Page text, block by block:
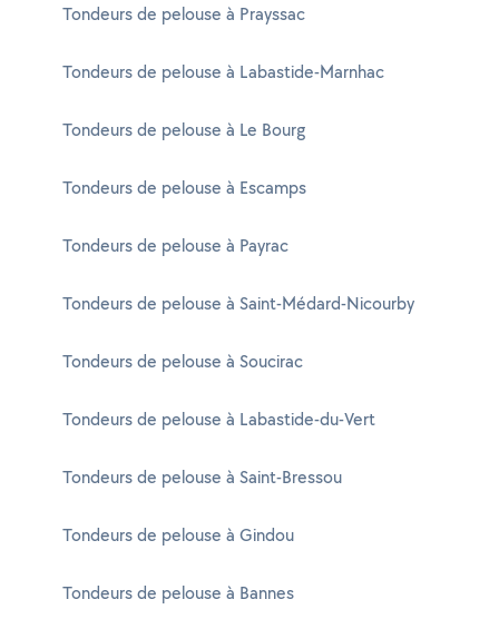
Tondeurs de pelouse à Prayssac
Tondeurs de pelouse à Labastide-Marnhac
Tondeurs de pelouse à Le Bourg
Tondeurs de pelouse à Escamps
Tondeurs de pelouse à Payrac
Tondeurs de pelouse à Saint-Médard-Nicourby
Tondeurs de pelouse à Soucirac
Tondeurs de pelouse à Labastide-du-Vert
Tondeurs de pelouse à Saint-Bressou
Tondeurs de pelouse à Gindou
Tondeurs de pelouse à Bannes